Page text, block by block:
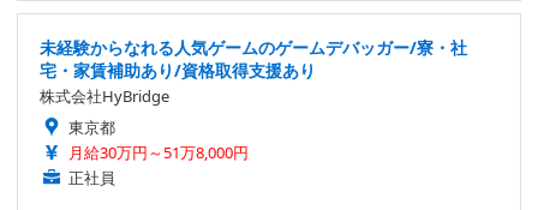
未経験からなれる人気ゲームのゲームデバッガー/寮・社
宅・家賃補助あり/資格取得支援あり
株式会社HyBridge
東京都
月給30万円～51万8,000円
正社員